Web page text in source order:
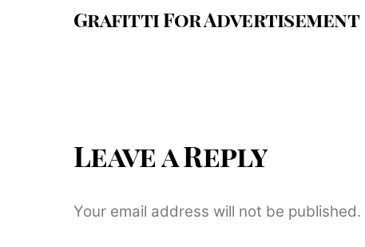
Grafitti For Advertisement
Leave a Reply
Your email address will not be published.